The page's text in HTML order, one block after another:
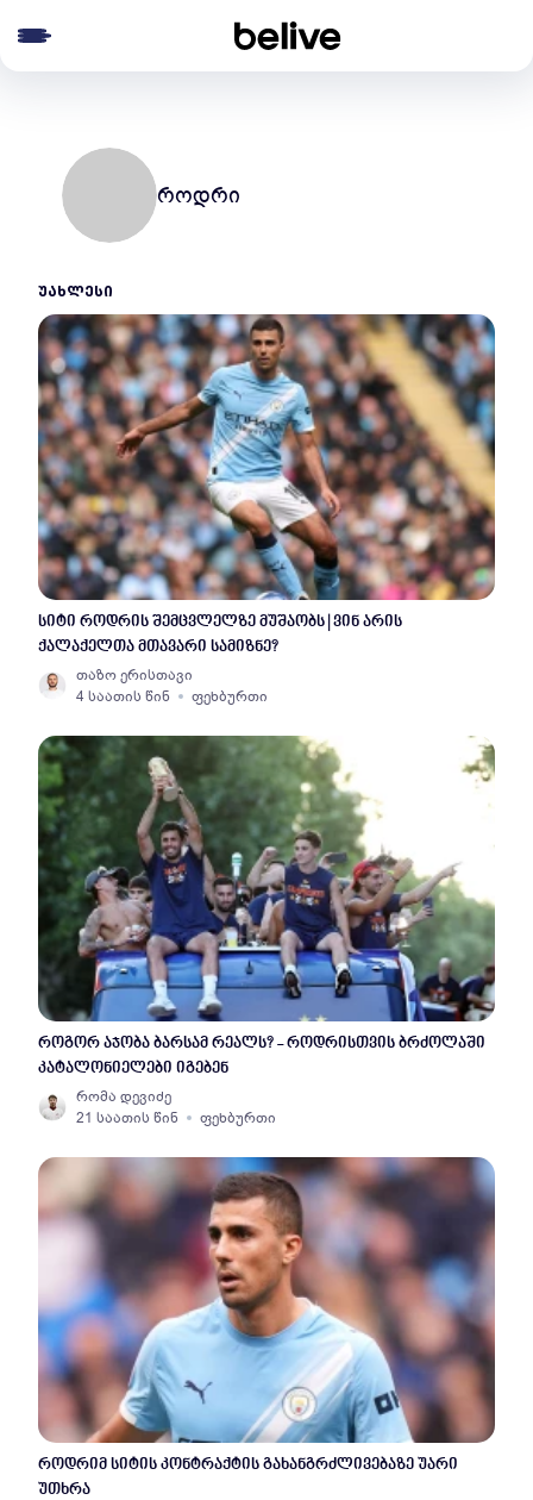
როდრი
ᲣᲐᲮᲚᲔᲡᲘ
სიტი როდრის შემცვლელზე მუშაობს | ვინ არის
ქალაქელთა მთავარი სამიზნე?
თაზო ერისთავი
4 საათის წინ
ფეხბურთი
როგორ აჯობა ბარსამ რეალს? - როდრისთვის ბრძოლაში
კატალონიელები იგებენ
რომა დევიძე
21 საათის წინ
ფეხბურთი
როდრიმ სიტის კონტრაქტის გახანგრძლივებაზე უარი
უთხრა